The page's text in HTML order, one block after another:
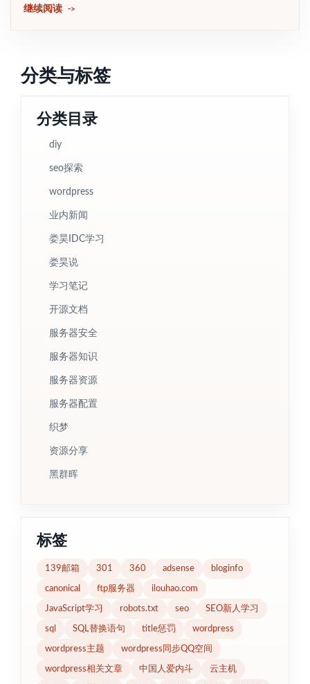
继续阅读
分类与标签
分类目录
diy
seo探索
wordpress
业内新闻
娄昊IDC学习
娄昊说
学习笔记
开源文档
服务器安全
服务器知识
服务器资源
服务器配置
织梦
资源分享
黑群晖
标签
139邮箱 301 360 adsense bloginfo
canonical ftp服务器 ilouhao.com
JavaScript学习 robots.txt seo SEO新人学习
sql SQL替换语句 title惩罚 wordpress
wordpress主题 wordpress同步QQ空间
wordpress相关文章 中国人爱内斗 云主机